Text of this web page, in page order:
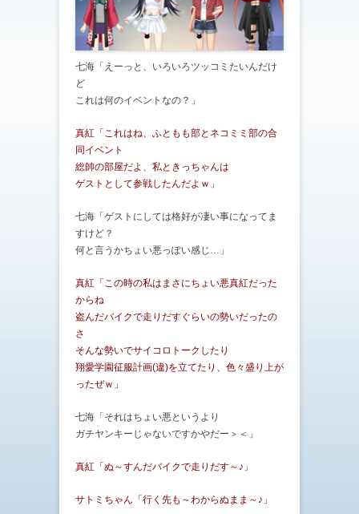
七海「えーっと、いろいろツッコミたいんだけ
ど
これは何のイベントなの？」
真紅「これはね、ふともも部とネコミミ部の合
同イベント
総帥の部屋だよ、私ときっちゃんは
ゲストとして参戦したんだよｗ」
七海「ゲストにしては格好が凄い事になってま
すけど？
何と言うかちょい悪っぽい感じ…」
真紅「この時の私はまさにちょい悪真紅だった
からね
盗んだバイクで走りだすぐらいの勢いだったの
さ
そんな勢いでサイコロトークしたり
翔愛学園征服計画(違)を立てたり、色々盛り上が
ったぜｗ」
七海「それはちょい悪というより
ガチヤンキーじゃないですかやだー＞＜」
真紅「ぬ～すんだバイクで走りだす～♪」
サトミちゃん「行く先も～わからぬまま～♪」